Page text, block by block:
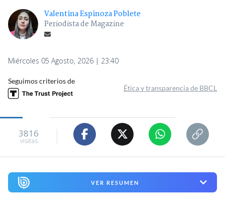
Valentina Espinoza Poblete
Periodista de Magazine
Miércoles 05 Agosto, 2026 | 23:40
Seguimos criterios de
Ética y transparencia de BBCL
3816
visitas
VER RESUMEN